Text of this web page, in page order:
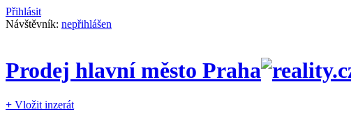
Přihlásit
Návštěvník: nepřihlášen
Prodej hlavní město Praha
+ Vložit inzerát